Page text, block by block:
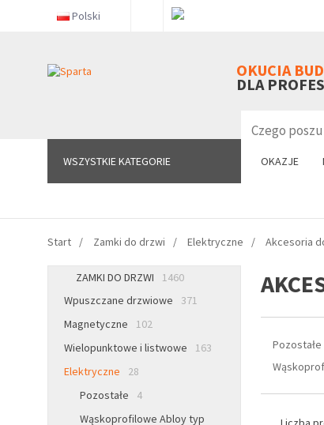
Polski
OKUCIA
DLA
WSZYSTKIE KATEGORIE OKAZJE
WSZYSTKIE KATEGORIE
Start Zamki do drzwi Elektryczne Akcesoria
ZAMKI DO DRZWI
1460
Wpuszczane drzwiowe
371
Magnetyczne
102
Wielopunktowe i listwowe
163
Elektryczne
28
Pozostałe
4
Wąskoprofilowe Abloy typ
Pozostałe